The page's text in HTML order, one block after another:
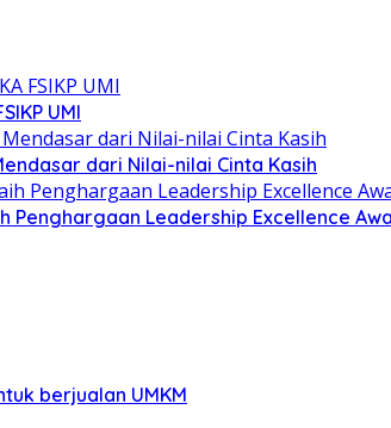
UMI
dari Nilai-nilai Cinta Kasih
Penghargaan Leadership Excellence
berjualan UMKM